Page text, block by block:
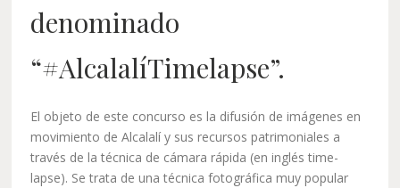
denominado
“#AlcalalíTimelapse”.
El objeto de este concurso es la difusión de imágenes en
movimiento de Alcalalí y sus recursos patrimoniales a
través de la técnica de cámara rápida (en inglés time-
lapse). Se trata de una técnica fotográfica muy popular